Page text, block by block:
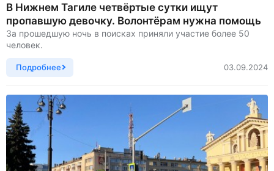
В Нижнем Тагиле четвёртые сутки ищут
пропавшую девочку. Волонтёрам нужна помощь
За прошедшую ночь в поисках приняли участие более 50
человек.
Подробнее 03.09.2024